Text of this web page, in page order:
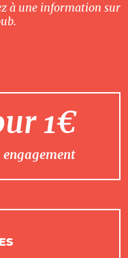
à une information sur
1€